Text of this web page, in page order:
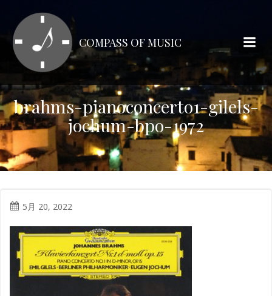
テ
ン
ツ
ス
キ
ッ
プ
COMPASS OF MUSIC
brahms-pianoconcerto1-gilels-
jochum-bpo-1972
5月 20, 2022